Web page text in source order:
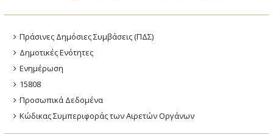
Πράσινες Δημόσιες Συμβάσεις (ΠΔΣ)
Δημοτικές Ενότητες
Ενημέρωση
15808
Προσωπικά Δεδομένα
Κώδικας Συμπεριφοράς των Αιρετών Οργάνων